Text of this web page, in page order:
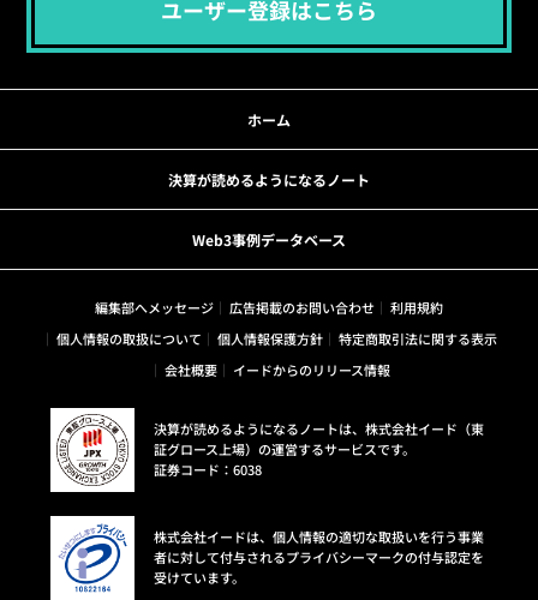
ユーザー登録はこちら
ホーム
決算が読めるようになるノート
Web3事例データベース
編集部へメッセージ 広告掲載のお問い合わせ
利用規約
個人情報の取扱について
個人情報保護方針
特定商取引法に関する表示
会社概要
イードからのリリース情報
決算が読めるようになるノートは、株式会社イード（東
証グロース上場）の運営するサービスです。
証券コード：6038
株式会社イードは、個人情報の適切な取扱いを行う事業
者に対して付与されるプライバシーマークの付与認定を
受けています。